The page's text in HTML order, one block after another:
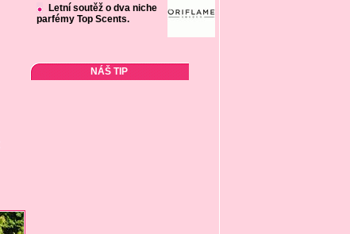
Letní soutěž o dva niche
parfémy Top Scents.
NÁŠ TIP